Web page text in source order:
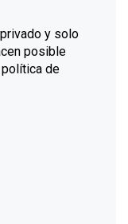
y solo
posible
de